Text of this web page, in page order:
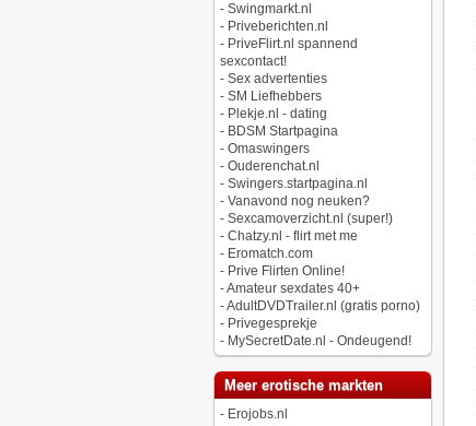
- Swingmarkt.nl
- Priveberichten.nl
- PriveFlirt.nl spannend
sexcontact!
- Sex advertenties
- SM Liefhebbers
- Plekje.nl - dating
- BDSM Startpagina
- Omaswingers
- Ouderenchat.nl
- Swingers.startpagina.nl
- Vanavond nog neuken?
- Sexcamoverzicht.nl (super!)
- Chatzy.nl - flirt met me
- Eromatch.com
- Prive Flirten Online!
-Amateur sexdates 40+
-AdultDVDTrailer.nl (gratis porno)
- Privegesprekje
- MySecretDate.nl - Ondeugend!
Meer erotische markten
- Erojobs.nl